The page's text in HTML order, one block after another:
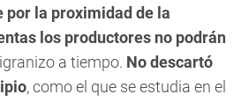
por la proximidad de la
los productores no podrán
a tiempo. No descartó
, como el que se estudia en el